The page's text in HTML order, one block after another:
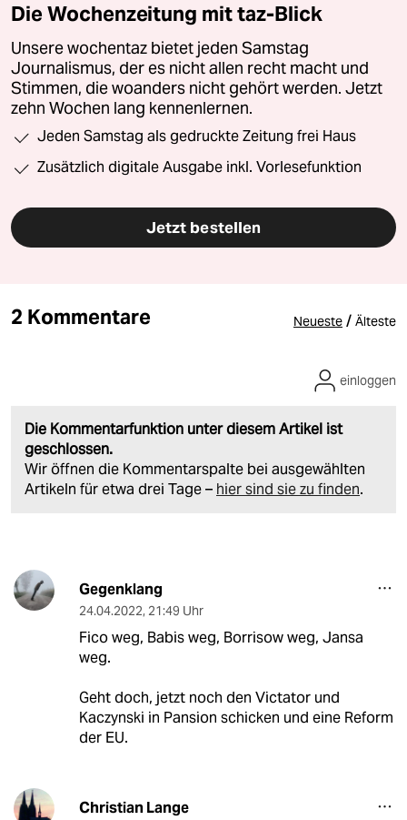
Die Wochenzeitung mit taz-Blick
Unsere wochentaz bietet jeden Samstag
Journalismus, der es nicht allen recht macht und
Stimmen, die woanders nicht gehört werden. Jetzt
zehn Wochen lang kennenlernen.
Jeden Samstag als gedruckte Zeitung frei Haus
Zusätzlich digitale Ausgabe inkl. Vorlesefunktion
Jetzt bestellen
2 Kommentare Neueste / Älteste
Die Kommentarfunktion unter diesem Artikel ist
geschlossen.
Wir öffnen die Kommentarspalte bei ausgewählten
Artikeln für etwa drei Tage – hier sind sie zu finden.
einloggen
Gegenklang
24.04.2022, 21:49 Uhr
Fico weg, Babis weg, Borrisow weg, Jansa
weg.
Geht doch, jetzt noch den Victator und
Kaczynski in Pansion schicken und eine Reform
der EU.
Christian Lange